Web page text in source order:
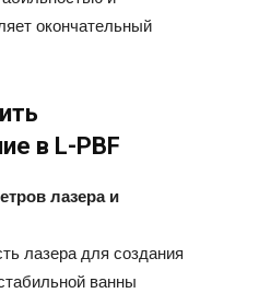
окончательный
в L-PBF
лазера и
лазера для создания
ванны